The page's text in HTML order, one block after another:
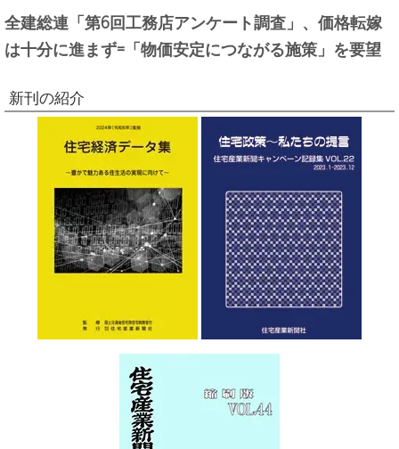
全建総連「第6回工務店アンケート調査」、価格転嫁
は十分に進まず=「物価安定につながる施策」を要望
新刊の紹介